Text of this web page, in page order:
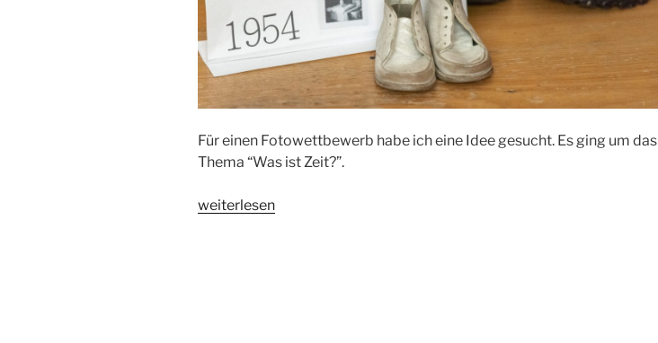
Für einen Fotowettbewerb habe ich eine Idee gesucht. Es ging um das
Thema “Was ist Zeit?”.
„Was
weiterlesen